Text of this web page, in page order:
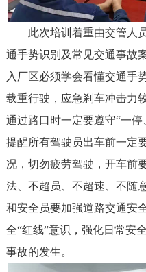
此次培训着重由交管人
通手势识别及常见交通事故
入厂区必须学会看懂交通手
载重行驶，应急刹车冲击力
通过路口时一定要遵守“一
提醒所有驾驶员出车前一定
况，切勿疲劳驾驶，开车前
法、不超员、不超速、不随
和安全员要加强道路交通安
全“红线”意识，强化日常安
事故的发生。